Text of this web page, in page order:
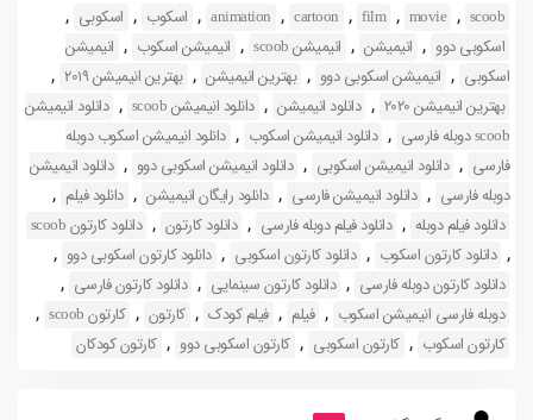
animation , cartoon , film , movie , scoob
, اسکوب , اسکوبی ,
اسکوبی دوو , انیمیشن , انیمیشن scoob , انیمیشن اسکوب , انیمیشن
اسکوبی , انیمیشن اسکوبی دوو , بهترین انیمیشن , بهترین انیمیشن 2019 ,
بهترین انیمیشن 2020 , دانلود انیمیشن , دانلود انیمیشن scoob , دانلود انیمیشن
scoob دوبله فارسی
, دانلود انیمیشن اسکوب , دانلود انیمیشن اسکوب دوبله
فارسی , دانلود انیمیشن اسکوبی , دانلود انیمیشن اسکوبی دوو , دانلود انیمیشن
دوبله فارسی , دانلود انیمیشن فارسی , دانلود رایگان انیمیشن , دانلود فیلم ,
دانلود فیلم دوبله , دانلود فیلم دوبله فارسی , دانلود کارتون , دانلود کارتون scoob
, دانلود کارتون اسکوب , دانلود کارتون اسکوبی , دانلود کارتون اسکوبی دوو ,
دانلود کارتون دوبله فارسی , دانلود کارتون سینمایی , دانلود کارتون فارسی ,
دوبله فارسی انیمیشن اسکوب , فیلم , فیلم کودک , کارتون , کارتون scoob ,
کارتون اسکوب , کارتون اسکوبی , کارتون اسکوبی دوو , کارتون کودکان